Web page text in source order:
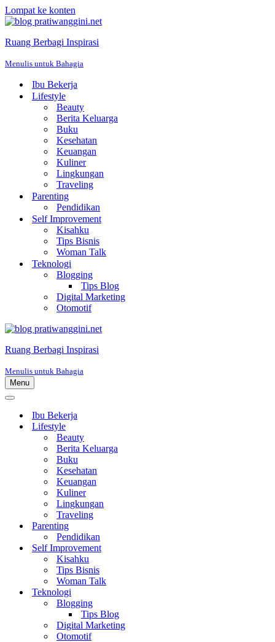
Lompat ke konten
Ruang Berbagi Inspirasi
Menulis untuk Bahagia
Ibu Bekerja
Lifestyle
Beauty
Berita Keluarga
Buku
Kesehatan
Keuangan
Kuliner
Lingkungan
Traveling
Parenting
Pendidikan
Self Improvement
Kisahku
Tips Bisnis
Woman Talk
Teknologi
Blogging
Tips Blog
Digital Marketing
Otomotif
Ruang Berbagi Inspirasi
Menulis untuk Bahagia
Menu
Menu
Menu
NavigasiIbu Bekerja
Lifestyle
Beauty
Berita Keluarga
Buku
Kesehatan
Keuangan
Kuliner
Lingkungan
Traveling
Parenting
Pendidikan
Self Improvement
Kisahku
Tips Bisnis
Woman Talk
Teknologi
Blogging
Tips Blog
Digital Marketing
Otomotif